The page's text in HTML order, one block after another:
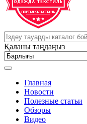
Қаланы таңдаңыз
Главная
Новости
Полезные статьи
Обзоры
Видео